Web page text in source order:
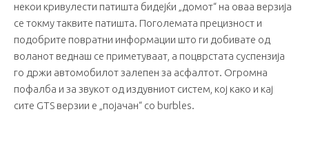
некои кривулести патишта бидејќи „домот“ на оваа верзија
се токму таквите патишта. Поголемата прецизност и
подобрите повратни информации што ги добивате од
воланот веднаш се приметуваат, а поцврстата суспензија
го држи автомобилот залепен за асфалтот. Огромна
пофалба и за звукот од издувниот систем, кој како и кај
сите GTS верзии е „појачан“ со burbles.